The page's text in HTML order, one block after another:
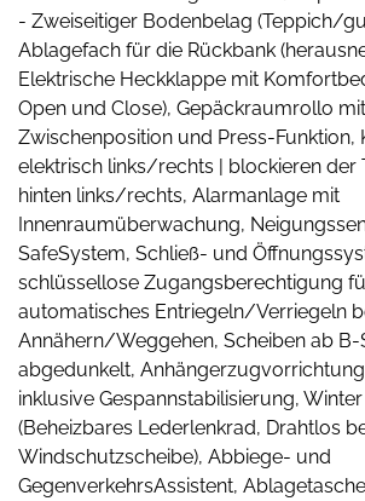
- Zweiseitiger Bodenbelag (Teppich/
Ablagefach für die Rückbank
Elektrische Heckklappe mit
Open und Close), Gepäckraumrollo mit
Zwischenposition und Press-Funktion,
elektrisch links/rechts | blockieren der
hinten links/rechts, Alarmanlage mit
Innenraumüberwachung,
SafeSystem, Schließ- und
schlüssellose Zugangsberechtigung
automatisches Entriegeln/Verriegeln
Annähern/Weggehen, Scheiben ab B-
abgedunkelt,
inklusive Gespannstabilisierung,
(Beheizbares Lederlenkrad, Drahtlos
Windschutzscheibe), Abbiege- und
GegenverkehrsAssistent,